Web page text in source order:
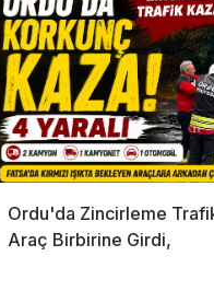
Ordu'da Zincirleme
Araç Birbirine Girdi,